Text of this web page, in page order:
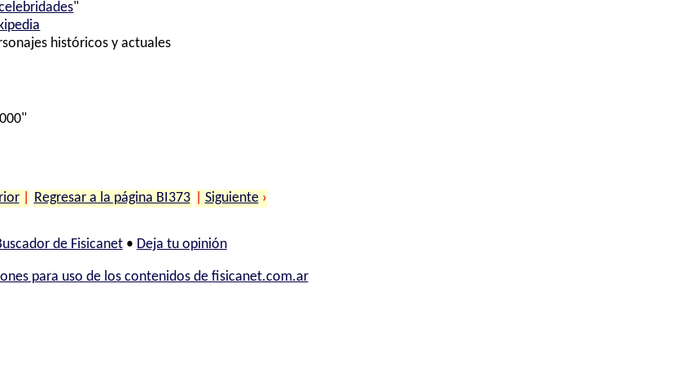
"
históricos y actuales
Regresar a la página BI373 Siguiente ›
de Fisicanet• Deja tu opinión
para uso de los contenidos de fisicanet.com.ar